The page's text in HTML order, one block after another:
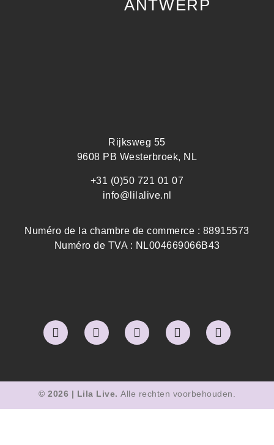
ANTWERP
Rijksweg 55
9608 PB Westerbroek, NL
+31 (0)50 721 01 07
info@lilalive.nl
Numéro de la chambre de commerce : 88915573
Numéro de TVA : NL004669066B43
© 2026 | Lila Live. Alle rechten voorbehouden.